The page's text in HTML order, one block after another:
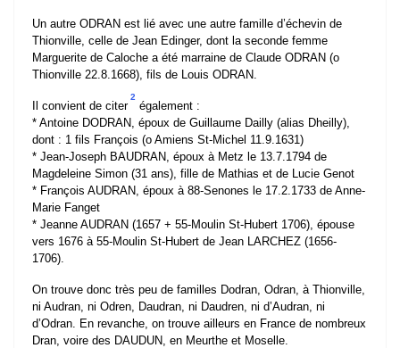
Un autre ODRAN est lié avec une autre famille d’échevin de
Thionville, celle de Jean Edinger, dont la seconde femme
Marguerite de Caloche a été marraine de Claude ODRAN (o
Thionville 22.8.1668), fils de Louis ODRAN.
Il convient de citer
2
également :
* Antoine DODRAN, époux de Guillaume Dailly (alias Dheilly),
dont : 1 fils François (o Amiens St-Michel 11.9.1631)
* Jean-Joseph BAUDRAN, époux à Metz le 13.7.1794 de
Magdeleine Simon (31 ans), fille de Mathias et de Lucie Genot
* François AUDRAN, époux à 88-Senones le 17.2.1733 de Anne-
Marie Fanget
* Jeanne AUDRAN (1657 + 55-Moulin St-Hubert 1706), épouse
vers 1676 à 55-Moulin St-Hubert de Jean LARCHEZ (1656-
1706).
On trouve donc très peu de familles Dodran, Odran, à Thionville,
ni Audran, ni Odren, Daudran, ni Daudren, ni d’Audran, ni
d’Odran. En revanche, on trouve ailleurs en France de nombreux
Dran, voire des DAUDUN, en Meurthe et Moselle.